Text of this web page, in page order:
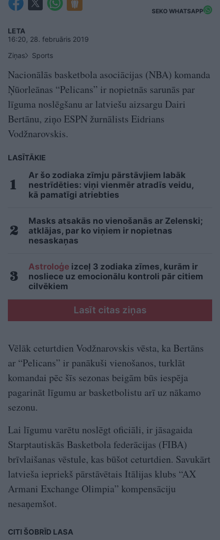
SEKO WHATSAPP
LETA
16:20, 28. februāris 2019
Ziņas
Sports
Nacionālās basketbola asociācijas (NBA) komanda
Ņūorleānas “Pelicans” ir nopietnās sarunās par
līguma noslēgšanu ar latviešu aizsargu Dairi
Bertānu, ziņo ESPN žurnālists Eidrians
Vodžnarovskis.
LASĪTĀKIE
Ar šo zodiaka zīmju pārstāvjiem labāk
nestrīdēties: viņi vienmēr atradīs veidu,
kā pamatīgi atriebties
Masks atsakās no vienošanās ar Zelenski;
atklājas, par ko viņiem ir nopietnas
nesaskaņas
Astroloģe izceļ 3 zodiaka zīmes, kurām ir
nosliece uz emocionālu kontroli pār citiem
cilvēkiem
Lasīt citas ziņas
Vēlāk ceturtdien Vodžnarovskis vēsta, ka Bertāns
ar “Pelicans” ir panākuši vienošanos, turklāt
komandai pēc šīs sezonas beigām būs iespēja
pagarināt līgumu ar basketbolistu arī uz nākamo
sezonu.
Lai līgumu varētu noslēgt oficiāli, ir jāsagaida
Starptautiskās Basketbola federācijas (FIBA)
brīvlaišanas vēstule, kas būšot ceturtdien. Savukārt
latvieša iepriekš pārstāvētais Itālijas klubs “AX
Armani Exchange Olimpia” kompensāciju
nesaņemšot.
CITI ŠOBRĪD LASA